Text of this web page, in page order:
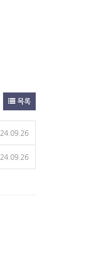
목록
24.09.26
24.09.26